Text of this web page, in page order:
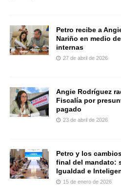
Petro recibe a
Nariño en medio
internas
27 de abril de 2026
Angie Rodríguez
Fiscalía por
pagado
23 de abril de 2026
Petro y los
final del mandato:
Igualdad e
15 de enero de 2026